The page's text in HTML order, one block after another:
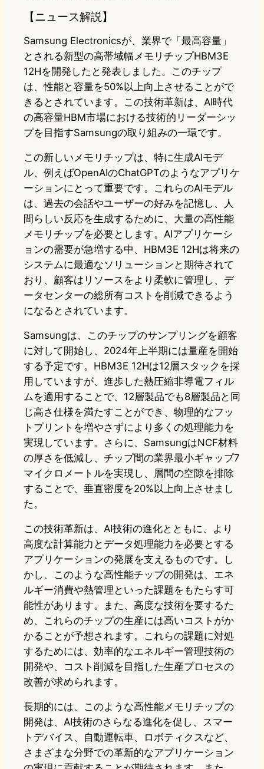
【ニュース解説】
Samsung Electronicsが、業界で「最高容量」
とされる新型の高帯域幅メモリチップHBM3E
12Hを開発したと発表しました。このチップ
は、性能と容量を50%以上向上させることがで
きるとされています。この技術革新は、AI時代
の高容量HBM市場における技術的リーダーシッ
プを目指すSamsungの取り組みの一環です。
この新しいメモリチップは、特に生成AIモデ
ル、例えばOpenAIのChatGPTのようなアプリケ
ーションにとって重要です。これらのAIモデル
は、過去の会話やユーザーの好みを記憶し、人
間らしい反応を生成するために、大量の高性能
メモリチップを必要とします。AIアプリケーシ
ョンの需要が急増する中、HBM3E 12Hは将来の
システムに最適なソリューションと期待されて
おり、顧客はリソースをより柔軟に管理し、デ
ータセンターの総所有コストを削減できるよう
になるとされています。
Samsungは、このチップのサンプリングを顧客
に対して開始し、2024年上半期には量産を開始
する予定です。HBM3E 12Hは12層スタックを採
用していますが、進歩した熱圧縮非導電フィル
ムを適用することで、12層製品でも8層製品と同
じ高さ仕様を満たすことができ、物理的なフッ
トプリントを増やさずにより多くの処理能力を
実現しています。さらに、SamsungはNCF材料
の厚さを低減し、チップ間の業界最小ギャップ7
マイクロメートルを実現し、層間の空隙を排除
することで、垂直密度を20%以上向上させまし
た。
この技術革新は、AI技術の進化とともに、より
高度な計算能力とデータ処理能力を必要とする
アプリケーションの発展を支えるものです。し
かし、このような高性能チップの開発は、エネ
ルギー消費や熱管理といった課題をもたらす可
能性があります。また、高度な技術を要するた
め、これらのチップの生産には高いコストがか
かることが予想されます。これらの課題に対処
するためには、効率的なエネルギー管理技術の
開発や、コスト削減を目指した生産プロセスの
改善が求められます。
長期的には、このような高性能メモリチップの
開発は、AI技術のさらなる進化を促し、スマー
トデバイス、自動運転車、ロボティクスなど、
さまざまな分野での革新的なアプリケーション